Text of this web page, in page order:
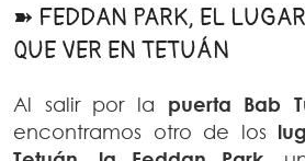
➽ FEDDAN PARK, EL
QUE VER EN TETUÁN
Al salir por la puerta Bab
encontramos otro de los